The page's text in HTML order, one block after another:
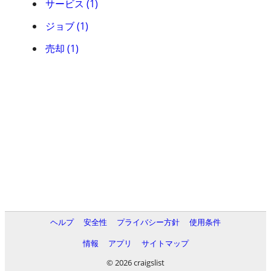
サービス (1)
ジョブ (1)
売却 (1)
ヘルプ 安全性 プライバシー方針
使用条件
情報
アプリ
サイトマップ
© 2026 craigslist